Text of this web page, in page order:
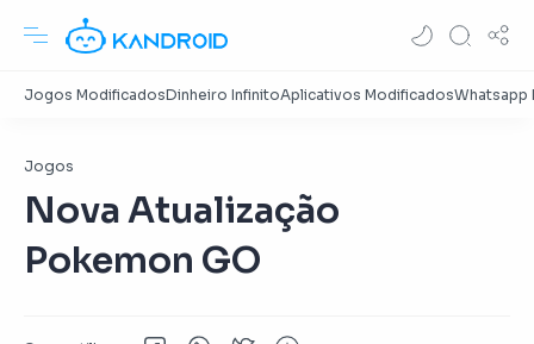
Jogos
Nova Atualização
Pokemon GO